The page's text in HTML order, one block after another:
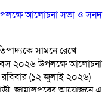
আলোচনা সভা ও সনদ
সামনে রেখে
২০২৬ উপলক্ষে আলোচনা
(১২ জুলাই ২০২৬)